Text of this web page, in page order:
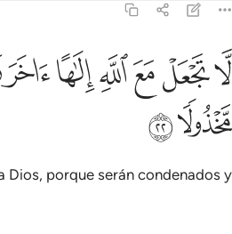
لا تجعل مع الله الاها اخر فتقعد مذموما
لَّا تَجْعَلْ مَعَ ٱللَّهِ إِلَـٰهًا ءَاخَرَ فَتَقْعُدَ
ﱼﱽﱾﱿﲀﲁ
ﲄﲅ
Dios, porque serán condenados y